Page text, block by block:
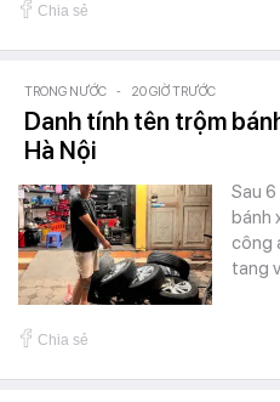
Chia sẻ
TRONG NƯỚC - 20 GIỜ TRƯỚC
Danh tính tên trộm
Hà Nội
Sau
bánh
công
tang
Chia sẻ